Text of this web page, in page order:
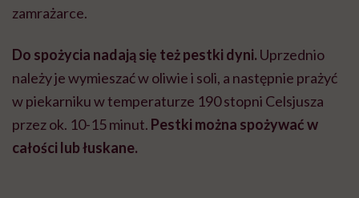
zamrażarce.
Do spożycia nadają się też pestki dyni. Uprzednio
należy je wymieszać w oliwie i soli, a następnie prażyć
w piekarniku w temperaturze 190 stopni Celsjusza
przez ok. 10-15 minut. Pestki można spożywać w
całości lub łuskane.